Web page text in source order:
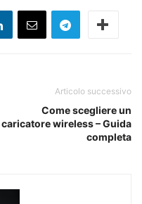
Articolo successivo
Come scegliere un
caricatore wireless – Guida
completa